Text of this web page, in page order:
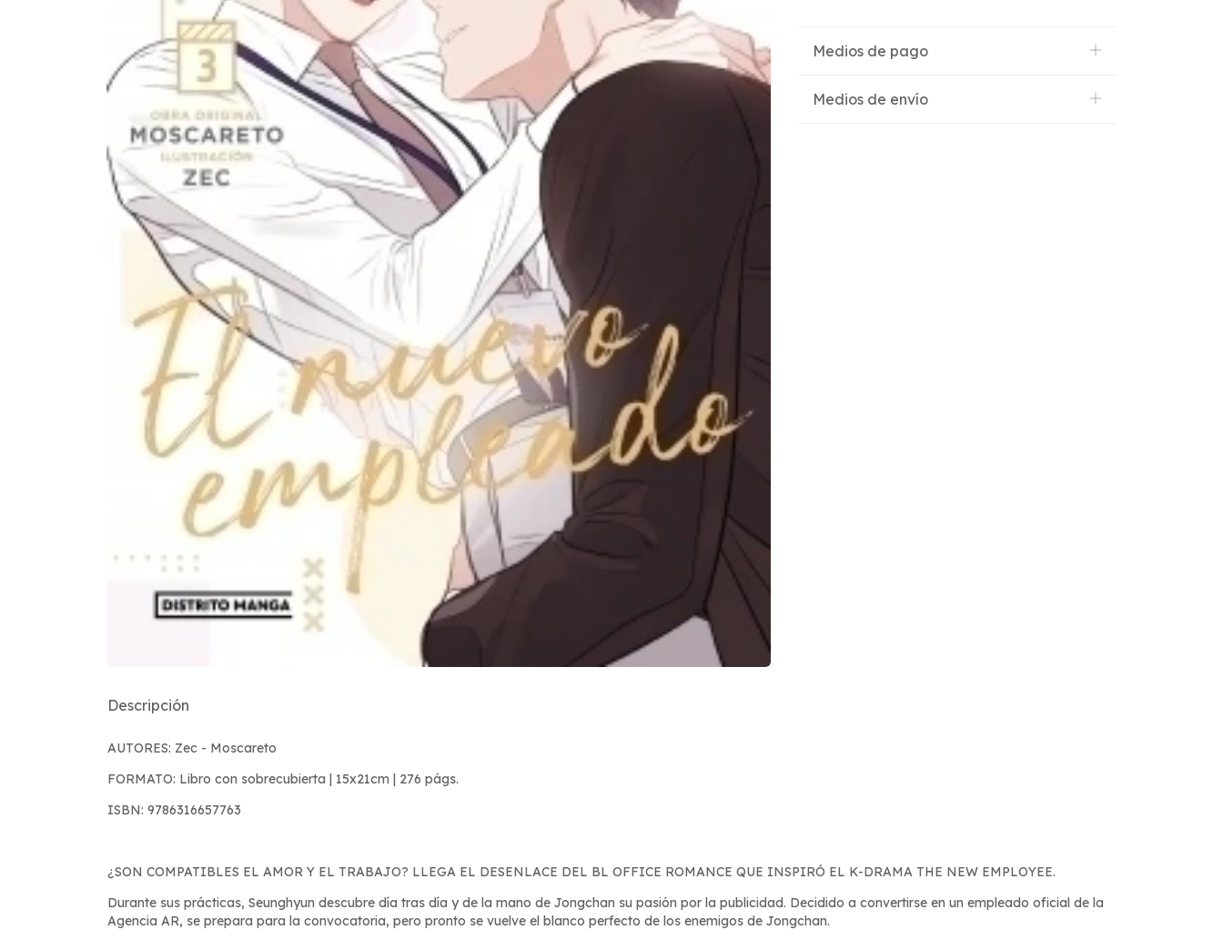
Medios de pago
Medios de envío
Descripción
AUTORES: Zec - Moscareto
FORMATO: Libro con sobrecubierta | 15x21cm | 276 págs.
ISBN: 9786316657763
¿SON COMPATIBLES EL AMOR Y EL TRABAJO? LLEGA EL DESENLACE DEL BL OFFICE ROMANCE QUE INSPIRÓ EL K-DRAMA THE NEW EMPLOYEE.
Durante sus prácticas, Seunghyun descubre día tras día y de la mano de Jongchan su pasión por la publicidad. Decidido a convertirse en un empleado oficial de la
Agencia AR, se prepara para la convocatoria, pero pronto se vuelve el blanco perfecto de los enemigos de Jongchan.